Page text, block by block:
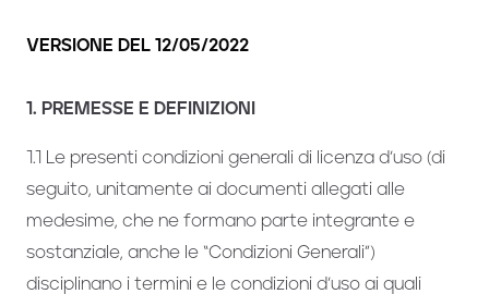
VERSIONE DEL 12/05/2022
1. PREMESSE E DEFINIZIONI
1.1 Le presenti condizioni generali di licenza d’uso (di
seguito, unitamente ai documenti allegati alle
medesime, che ne formano parte integrante e
sostanziale, anche le “Condizioni Generali”)
disciplinano i termini e le condizioni d’uso ai quali